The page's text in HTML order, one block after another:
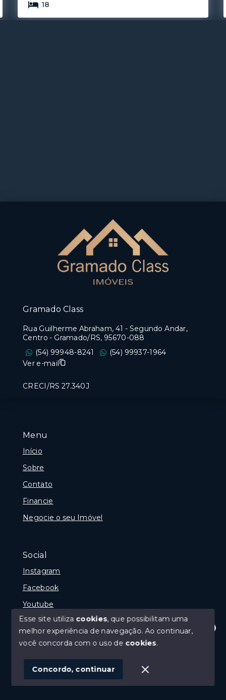
18
Olá! Estamos disponíveis para te ajudar.
Menu
Início
Sobre
Contato
Financie
Negocie o seu Imóvel
Social
Instagram
Facebook
Youtube
© Copyright 2026 - Gramado Class - Todos os direitos
SITE PARA IMOBILIARIA
Gramado Class
Rua Guilherme Abraham, 41 - Segundo Andar,
Centro - Gramado/RS, 95670-088
(54) 99948-8241
(54) 99937-1964
Ver e-mail
CRECI/RS 27.340J
Esse site utiliza cookies, que possibilitam uma
melhor experiência de navegação.Ao continuar,
você concorda com o uso de cookies.
Concordo, continuar